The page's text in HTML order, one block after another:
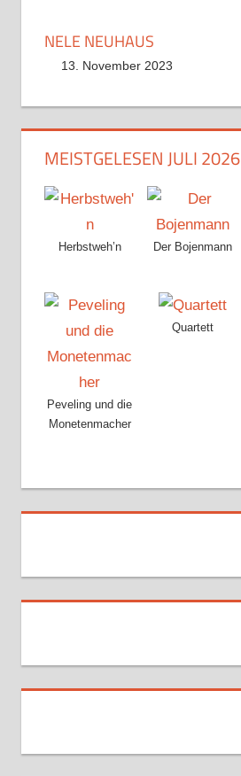
NELE NEUHAUS
13. November 2023
MEISTGELESEN JULI 2026
Herbstweh’n Der Bojenmann
Peveling und die
Monetenmacher
Quartett